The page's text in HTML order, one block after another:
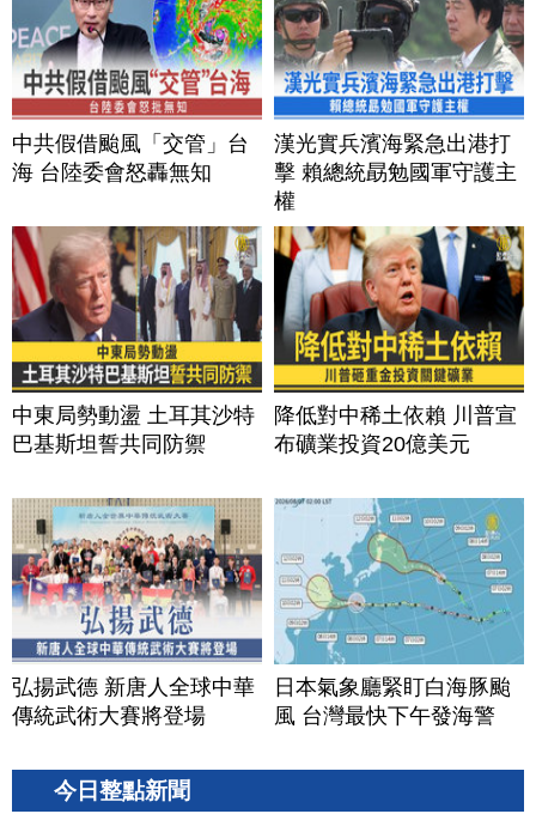
中共假借颱風「交管」台
海 台陸委會怒轟無知
漢光實兵濱海緊急出港打
擊 賴總統勗勉國軍守護主
權
中東局勢動盪 土耳其沙特
巴基斯坦誓共同防禦
降低對中稀土依賴 川普宣
布礦業投資20億美元
弘揚武德 新唐人全球中華
傳統武術大賽將登場
日本氣象廳緊盯白海豚颱
風 台灣最快下午發海警
今日整點新聞